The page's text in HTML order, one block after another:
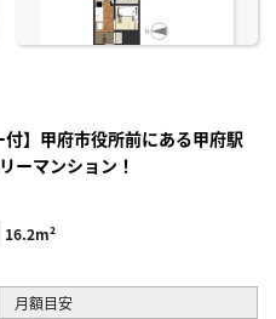
付】甲府市役所前にある甲府駅
ーマンション！
16.2m²
月額目安